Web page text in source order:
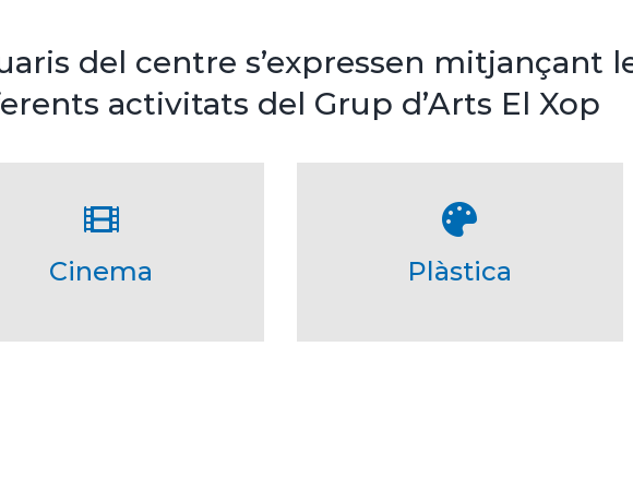
del centre s’expressen mitjançant
activitats del Grup d’Arts El Xop
Cinema Plàstica